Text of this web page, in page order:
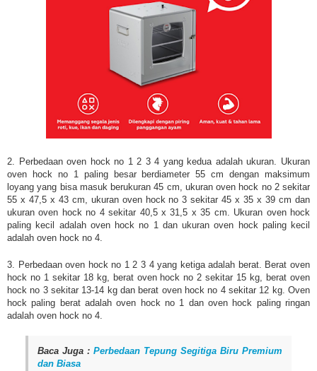
2. Perbedaan oven hock no 1 2 3 4 yang kedua adalah ukuran. Ukuran
oven hock no 1 paling besar berdiameter 55 cm dengan maksimum
loyang yang bisa masuk berukuran 45 cm, ukuran oven hock no 2 sekitar
55 x 47,5 x 43 cm, ukuran oven hock no 3 sekitar 45 x 35 x 39 cm dan
ukuran oven hock no 4 sekitar 40,5 x 31,5 x 35 cm. Ukuran oven hock
paling kecil adalah oven hock no 1 dan ukuran oven hock paling kecil
adalah oven hock no 4.
3. Perbedaan oven hock no 1 2 3 4 yang ketiga adalah berat. Berat oven
hock no 1 sekitar 18 kg, berat oven hock no 2 sekitar 15 kg, berat oven
hock no 3 sekitar 13-14 kg dan berat oven hock no 4 sekitar 12 kg. Oven
hock paling berat adalah oven hock no 1 dan oven hock paling ringan
adalah oven hock no 4.
Baca Juga : Perbedaan Tepung Segitiga Biru Premium
dan Biasa